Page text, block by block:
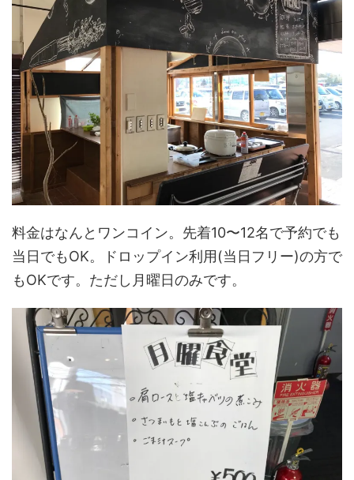
料金はなんとワンコイン。先着10〜12名で予約でも
当日でもOK。ドロップイン利用(当日フリー)の方で
もOKです。ただし月曜日のみです。